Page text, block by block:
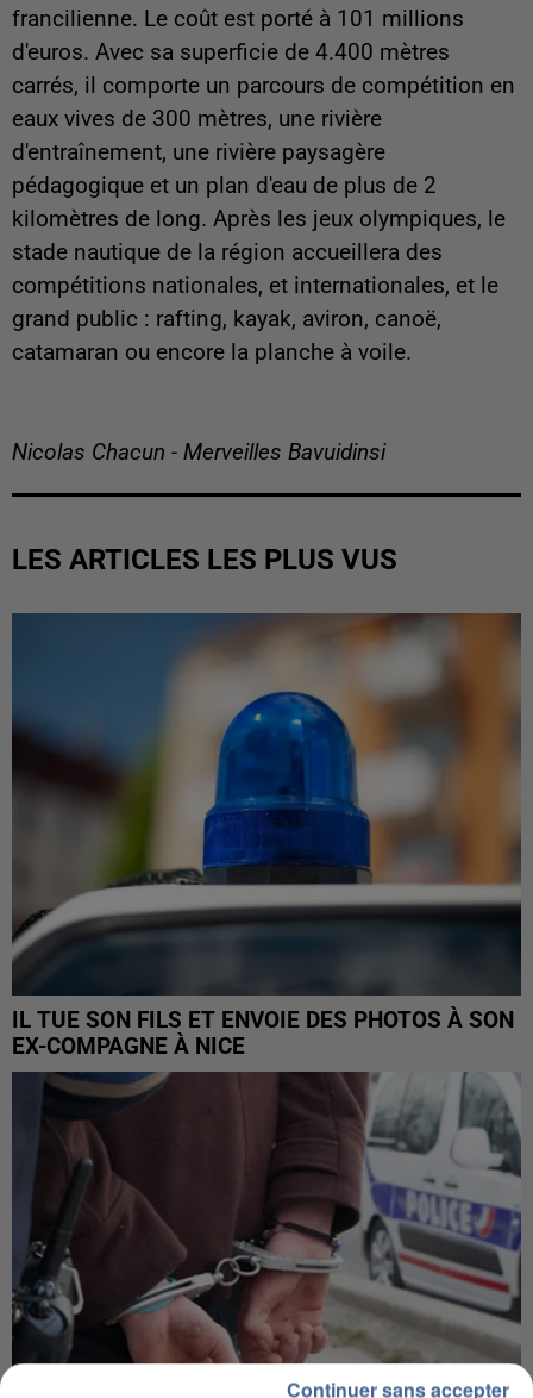
francilienne. Le coût est porté à 101 millions
d'euros. Avec sa superficie de 4.400 mètres
carrés, il comporte un parcours de compétition en
eaux vives de 300 mètres, une rivière
d'entraînement, une rivière paysagère
pédagogique et un plan d'eau de plus de 2
kilomètres de long. Après les jeux olympiques, le
stade nautique de la région accueillera des
compétitions nationales, et internationales, et le
grand public : rafting, kayak, aviron, canoë,
catamaran ou encore la planche à voile.
Nicolas Chacun - Merveilles Bavuidinsi
LES ARTICLES LES PLUS VUS
IL TUE SON FILS ET ENVOIE DES PHOTOS À SON
EX-COMPAGNE À NICE
Continuer sans accepter